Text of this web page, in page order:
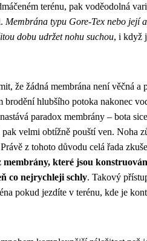
terénu, pak voděodolná
Membrána typu Gore-Tex nebo její
dobu udržet nohu suchou, i když
že žádná membrána není věčná a
hlubšího potoka nakonec
paradox membrány – bota
velmi obtížně pouští ven. Noha
z tohoto důvodu celá řada
membrány, které jsou
co nejrychleji schly. Takový
pokud jezdíte v terénu, kde je